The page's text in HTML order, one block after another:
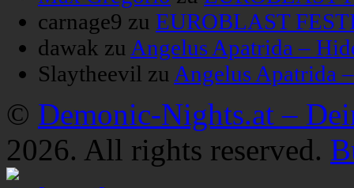
carnage9 zu EUROBLAST
dawak zu Angelus Apatrida –
Slaytheevil zu Angelus Apatrida
© Demonic-Nights.at –
2026. All rights reserved.